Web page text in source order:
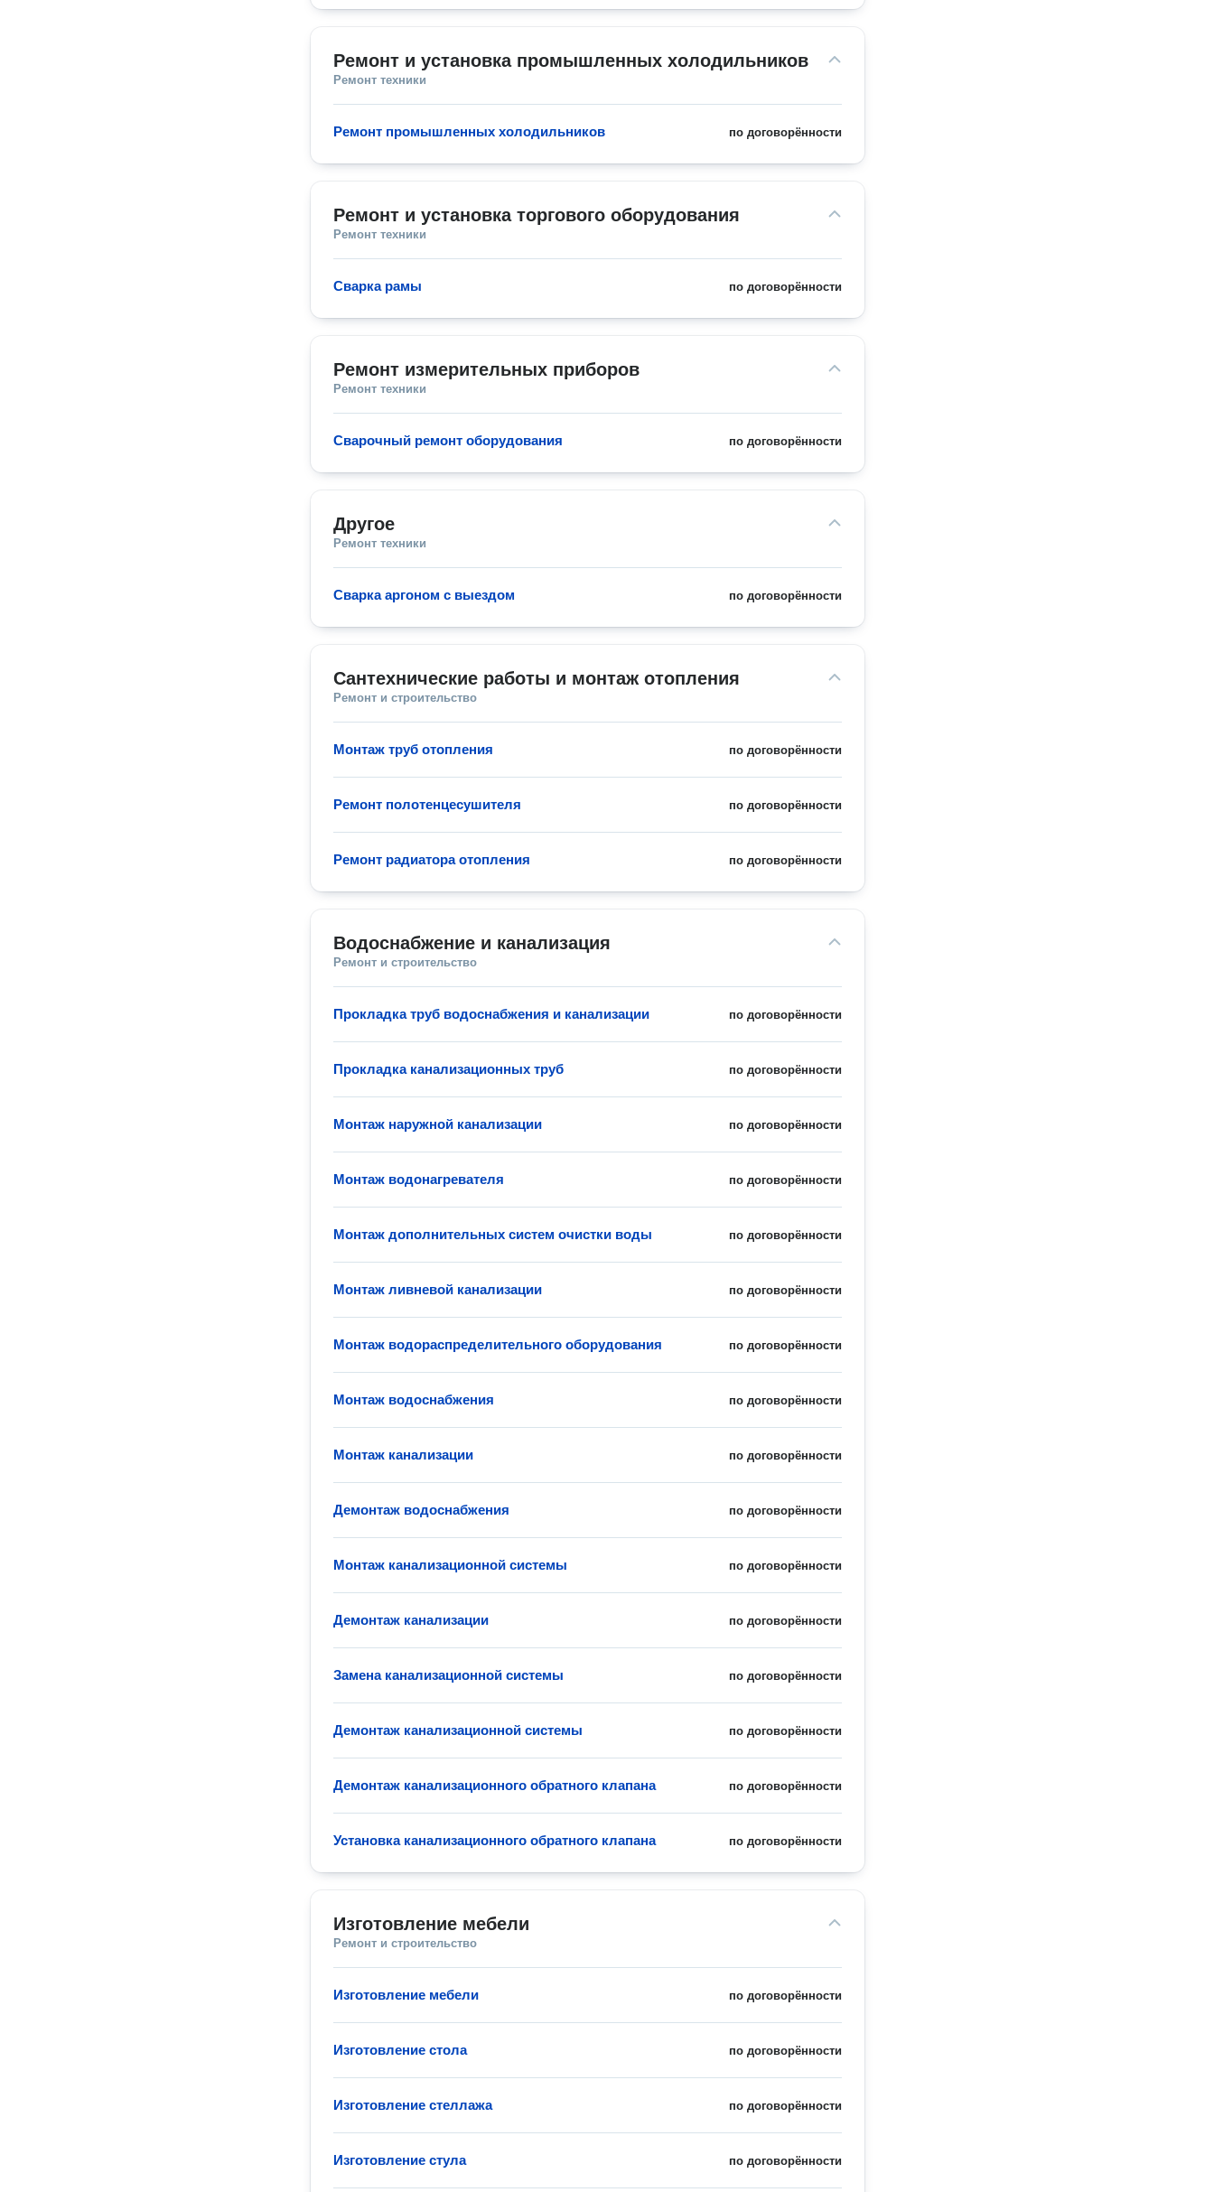
Ремонт и установка промышленных холодильников
Ремонт техники
по договорённости
Ремонт промышленных холодильников
Ремонт и установка торгового оборудования
Ремонт техники
по договорённости
Сварка рамы
Ремонт измерительных приборов
Ремонт техники
по договорённости
Сварочный ремонт оборудования
Другое
Ремонт техники
по договорённости
Сварка аргоном с выездом
Сантехнические работы и монтаж отопления
Ремонт и строительство
по договорённости
Монтаж труб отопления
по договорённости
Ремонт полотенцесушителя
по договорённости
Ремонт радиатора отопления
Водоснабжение и канализация
Ремонт и строительство
по договорённости
Прокладка труб водоснабжения и канализации
по договорённости
Прокладка канализационных труб
по договорённости
Монтаж наружной канализации
по договорённости
Монтаж водонагревателя
по договорённости
Монтаж дополнительных систем очистки воды
по договорённости
Монтаж ливневой канализации
по договорённости
Монтаж водораспределительного оборудования
по договорённости
Монтаж водоснабжения
по договорённости
Монтаж канализации
по договорённости
Демонтаж водоснабжения
по договорённости
Монтаж канализационной системы
по договорённости
Демонтаж канализации
по договорённости
Замена канализационной системы
по договорённости
Демонтаж канализационной системы
по договорённости
Демонтаж канализационного обратного клапана
по договорённости
Установка канализационного обратного клапана
Изготовление мебели
Ремонт и строительство
по договорённости
Изготовление мебели
по договорённости
Изготовление стола
по договорённости
Изготовление стеллажа
по договорённости
Изготовление стула